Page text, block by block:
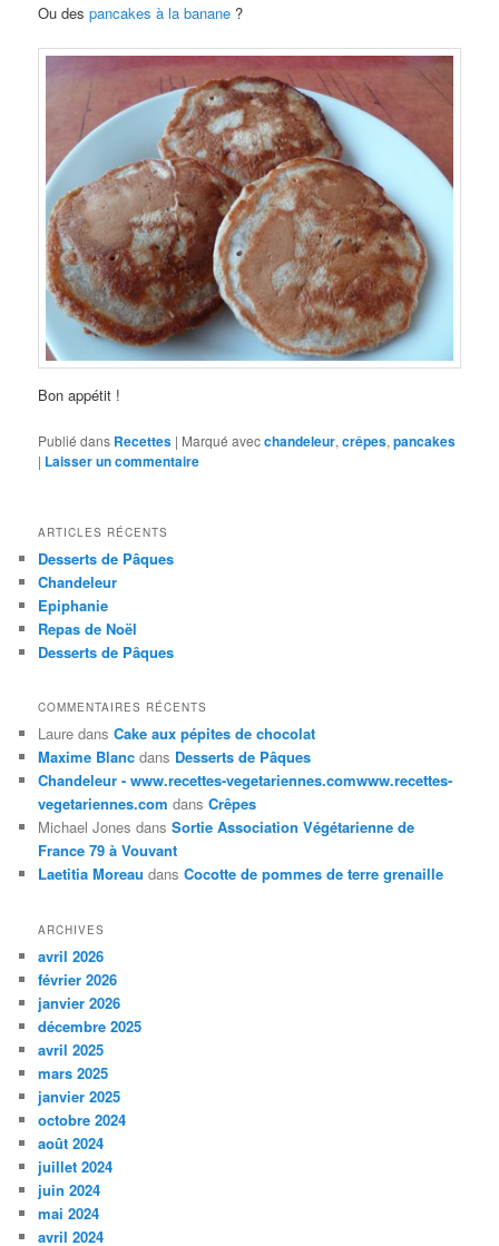
Ou despancakes à la banane ?
Bon appétit !
Publié dans Recettes | Marqué avecchandeleur,crêpes,pancakes
| Laisser un commentaire
ARTICLES RÉCENTS
Desserts de Pâques
Chandeleur
Epiphanie
Repas de Noël
Desserts de Pâques
COMMENTAIRES RÉCENTS
Laure dansCake aux pépites de chocolat
Maxime Blanc dans Desserts de Pâques
Chandeleur - www.recettes-vegetariennes.comwww.recettes-
vegetariennes.com dansCrêpes
Michael Jones dansSortie Association Végétarienne de
France 79 à Vouvant
Laetitia Moreau dansCocotte de pommes de terre grenaille
ARCHIVES
avril 2026
février 2026
janvier 2026
décembre 2025
avril 2025
mars 2025
janvier 2025
octobre 2024
août 2024
juillet 2024
juin 2024
mai 2024
avril 2024